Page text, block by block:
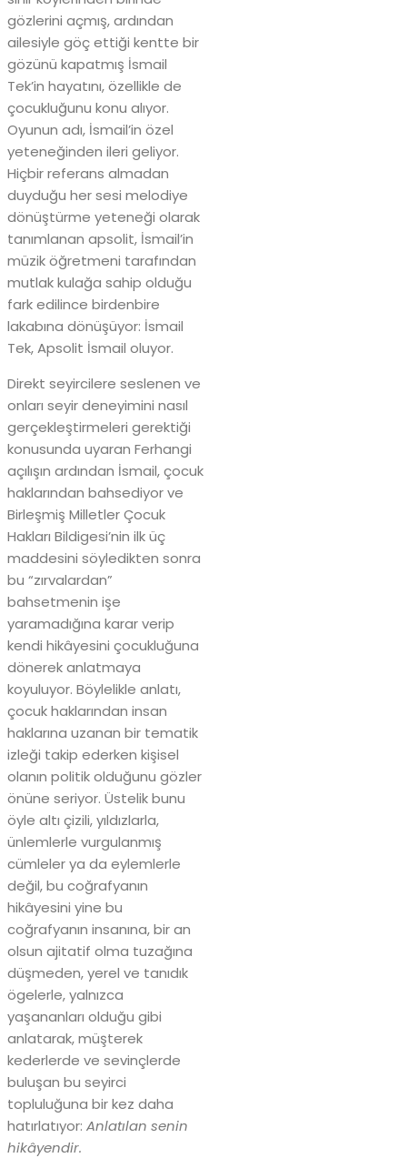
gözlerini açmış, ardından
ailesiyle göç ettiği kentte bir
gözünü kapatmış İsmail
Tek’in hayatını, özellikle de
çocukluğunu konu alıyor.
Oyunun adı, İsmail’in özel
yeteneğinden ileri geliyor.
Hiçbir referans almadan
duyduğu her sesi melodiye
dönüştürme yeteneği olarak
tanımlanan apsolit, İsmail’in
müzik öğretmeni tarafından
mutlak kulağa sahip olduğu
fark edilince birdenbire
lakabına dönüşüyor: İsmail
Tek, Apsolit İsmail oluyor.
Direkt seyircilere seslenen ve
onları seyir deneyimini nasıl
gerçekleştirmeleri gerektiği
konusunda uyaran Ferhangi
açılışın ardından İsmail, çocuk
haklarından bahsediyor ve
Birleşmiş Milletler Çocuk
Hakları Bildigesi’nin ilk üç
maddesini söyledikten sonra
bu “zırvalardan”
bahsetmenin işe
yaramadığına karar verip
kendi hikâyesini çocukluğuna
dönerek anlatmaya
koyuluyor. Böylelikle anlatı,
çocuk haklarından insan
haklarına uzanan bir tematik
izleği takip ederken kişisel
olanın politik olduğunu gözler
önüne seriyor. Üstelik bunu
öyle altı çizili, yıldızlarla,
ünlemlerle vurgulanmış
cümleler ya da eylemlerle
değil, bu coğrafyanın
hikâyesini yine bu
coğrafyanın insanına, bir an
olsun ajitatif olma tuzağına
düşmeden, yerel ve tanıdık
ögelerle, yalnızca
yaşananları olduğu gibi
anlatarak, müşterek
kederlerde ve sevinçlerde
buluşan bu seyirci
topluluğuna bir kez daha
hatırlatıyor: Anlatılan senin
hikâyendir.